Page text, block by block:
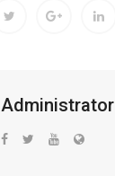
Administrator